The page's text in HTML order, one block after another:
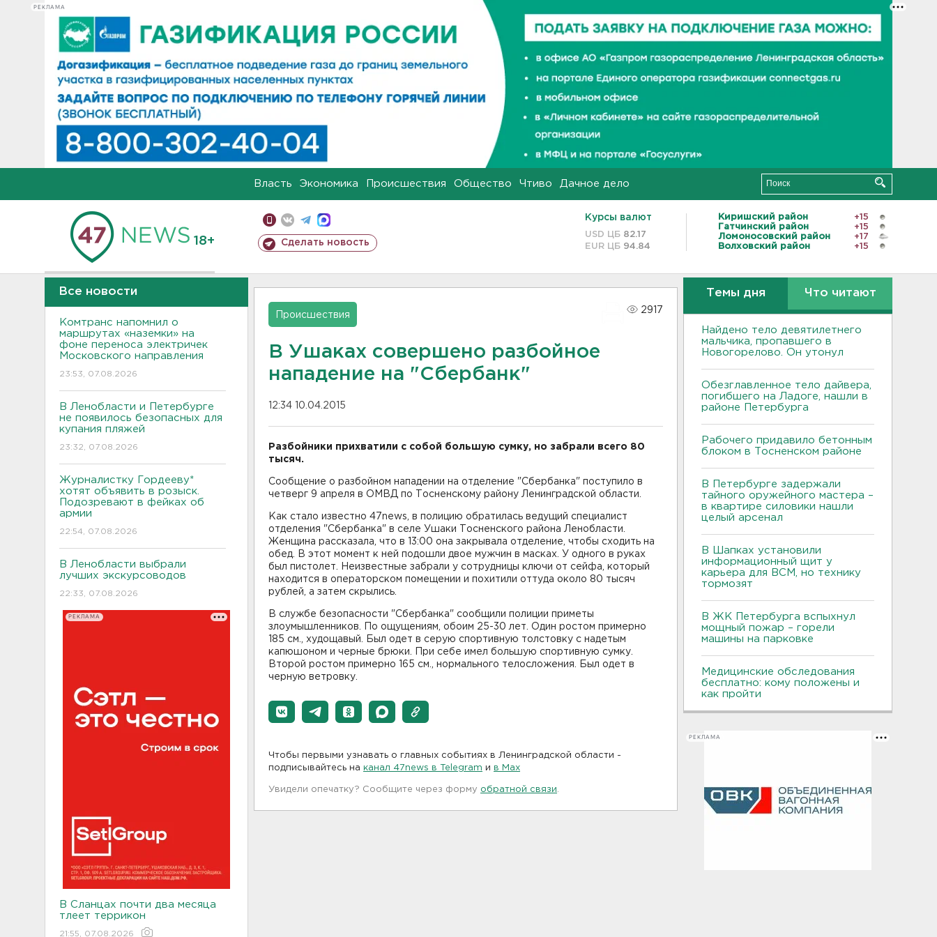
РЕКЛАМА
Власть Экономика Происшествия Общество Чтиво Дачное дело
18+ Сделать новость
Курсы валют
USD ЦБ 82.17
EUR ЦБ 94.84
Киришский район
+15
Гатчинский район
+15
Ломоносовский район
+17
Волховский район
+15
Все новости
Комтранс напомнил о
маршрутах «наземки» на
фоне переноса электричек
Московского направления
23:53, 07.08.2026
В Ленобласти и Петербурге
не появилось безопасных для
купания пляжей
23:32, 07.08.2026
Журналистку Гордееву*
хотят объявить в розыск.
Подозревают в фейках об
армии
22:54, 07.08.2026
В Ленобласти выбрали
лучших экскурсоводов
22:33, 07.08.2026
РЕКЛАМА
В Сланцах почти два месяца
тлеет террикон
21:55, 07.08.2026
Происшествия
2917
В Ушаках совершено разбойное
нападение на "Сбербанк"
12:34 10.04.2015
Разбойники прихватили с собой большую сумку, но забрали всего 80
тысяч.
Сообщение о разбойном нападении на отделение "Сбербанка" поступило в
четверг 9 апреля в ОМВД по Тосненскому району Ленинградской области.
Как стало известно 47news, в полицию обратилась ведущий специалист
отделения "Сбербанка" в селе Ушаки Тосненского района Ленобласти.
Женщина рассказала, что в 13:00 она закрывала отделение, чтобы сходить на
обед. В этот момент к ней подошли двое мужчин в масках. У одного в руках
был пистолет. Неизвестные забрали у сотрудницы ключи от сейфа, который
находится в операторском помещении и похитили оттуда около 80 тысяч
рублей, а затем скрылись.
В службе безопасности "Сбербанка" сообщили полиции приметы
злоумышленников. По ощущениям, обоим 25-30 лет. Один ростом примерно
185 см., худощавый. Был одет в серую спортивную толстовку с надетым
капюшоном и черные брюки. При себе имел большую спортивную сумку.
Второй ростом примерно 165 см., нормального телосложения. Был одет в
черную ветровку.
Чтобы первыми узнавать о главных событиях в Ленинградской области -
подписывайтесь на канал 47news в Telegram и в Maх
Увидели опечатку? Сообщите через форму обратной связи
Темы дня Что читают
Найдено тело девятилетнего
мальчика, пропавшего в
Новогорелово. Он утонул
Обезглавленное тело дайвера,
погибшего на Ладоге, нашли в
районе Петербурга
Рабочего придавило бетонным
блоком в Тосненском районе
В Петербурге задержали
тайного оружейного мастера –
в квартире силовики нашли
целый арсенал
В Шапках установили
информационный щит у
карьера для ВСМ, но технику
тормозят
В ЖК Петербурга вспыхнул
мощный пожар – горели
машины на парковке
Медицинские обследования
бесплатно: кому положены и
как пройти
РЕКЛАМА